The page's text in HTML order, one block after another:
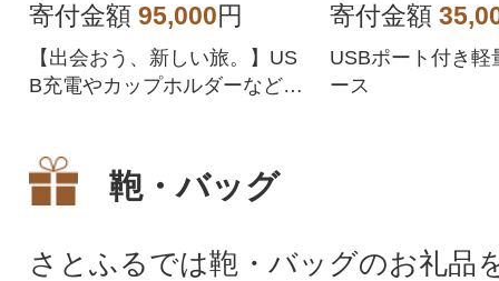
寄付金額 95,000円
【出会おう、新しい旅。】US
B充電やカップホルダーなど、
寄付金額
USBポート付き軽
ース
鞄・バッグ
さとふるでは鞄・バッグのお礼品